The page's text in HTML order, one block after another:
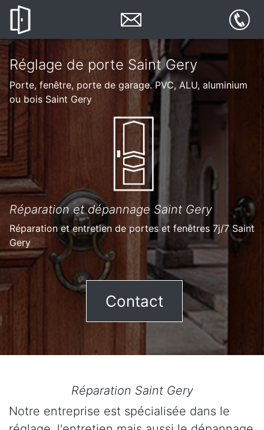
Réglage de porte Saint Gery
Porte, fenêtre, porte de garage. PVC, ALU, aluminium
ou bois Saint Gery
Réparation et dépannage Saint Gery
Réparation et entretien de portes et fenêtres 7j/7 Saint
Gery
Contact
Réparation Saint Gery
Notre entreprise est spécialisée dans le